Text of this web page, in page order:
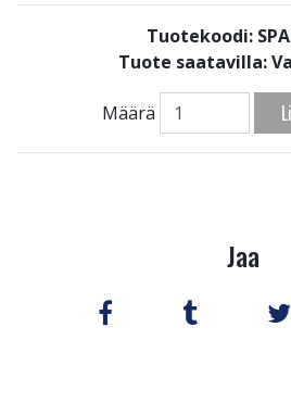
Tuotekoodi:
Tuote saatavilla:
Määrä
Jaa